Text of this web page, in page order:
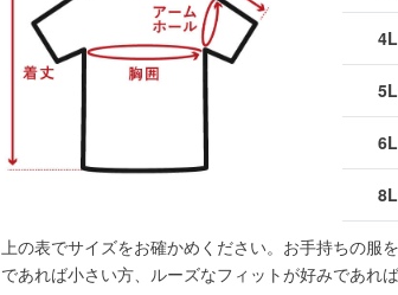
4L
5L
6L
8L
上の表でサイズをお確かめください。お手持ちの服
であれば小さい方、ルーズなフィットが好みであれ